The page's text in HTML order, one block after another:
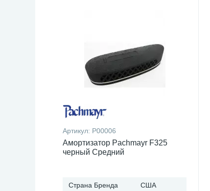
Артикул: P00006
Амортизатор Pachmayr F325
черный Средний
Страна Бренда
США